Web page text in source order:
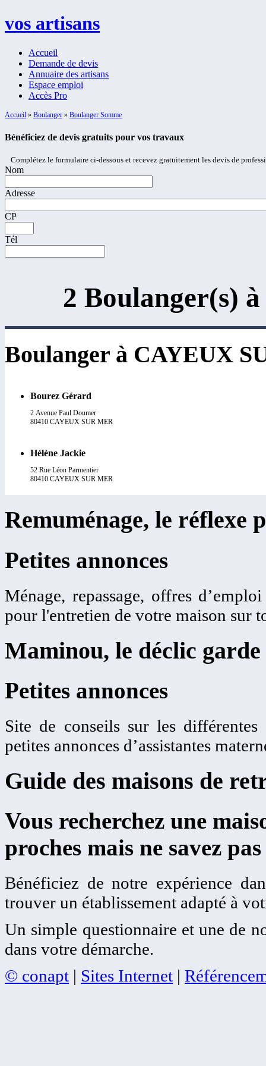
vos artisans
Accueil
Demande de devis
Annuaire des artisans
Espace emploi
Accès Pro
Accueil » Boulanger » Boulanger Somme
Bénéficiez de devis gratuits pour vos travaux
Complétez le formulaire ci-dessous et recevez gratuitement les devis de
Nom
Adresse
CP
Tél
2 Boulanger(s)
Boulanger à CAYEUX
Bourez Gérard
2 Avenue Paul Doumer
80410 CAYEUX SUR MER
Hélène Jackie
52 Rue Léon Parmentier
80410 CAYEUX SUR MER
Remuménage, le réflexe
Petites annonces
Ménage, repassage, offres
pour l'entretien de votre maison sur
Maminou, le déclic
Petites annonces
Site de conseils sur les
petites annonces d’assistantes
Guide des maisons de
Vous recherchez une
proches mais ne savez
Bénéficiez de notre expérience
trouver un établissement adapté à
Un simple questionnaire et une de
dans votre démarche.
© conapt | Sites Internet |